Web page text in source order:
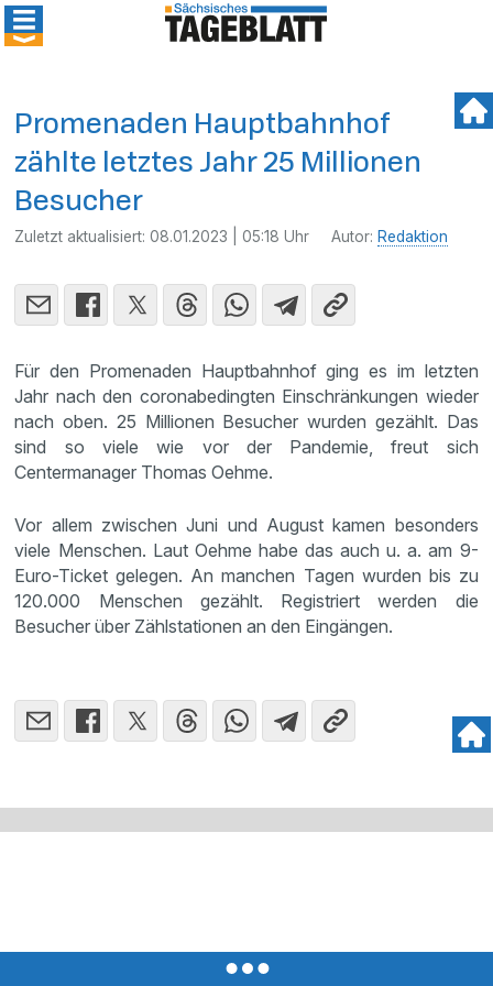
Promenaden Hauptbahnhof
zählte letztes Jahr 25 Millionen
Besucher
Zuletzt aktualisiert:08.01.2023 | 05:18 Uhr Autor: Redaktion
Für den Promenaden Hauptbahnhof ging es im letzten
Jahr nach den coronabedingten Einschränkungen wieder
nach oben. 25 Millionen Besucher wurden gezählt. Das
sind so viele wie vor der Pandemie, freut sich
Centermanager Thomas Oehme.
Vor allem zwischen Juni und August kamen besonders
viele Menschen. Laut Oehme habe das auch u. a. am 9-
Euro-Ticket gelegen. An manchen Tagen wurden bis zu
120.000 Menschen gezählt. Registriert werden die
Besucher über Zählstationen an den Eingängen.